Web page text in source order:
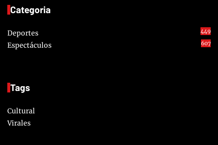
Categoria
Deportes 449
Espectáculos 607
Tags
Cultural
Virales